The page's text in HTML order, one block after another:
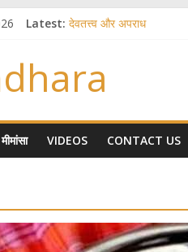
Latest: देवतत्त्व और अपराध
तुम्हीं हो माता, पिता तुम्हीं हो ??
गौ सेवा और राजयोग
मीमांसा VIDEOS CONTACT US